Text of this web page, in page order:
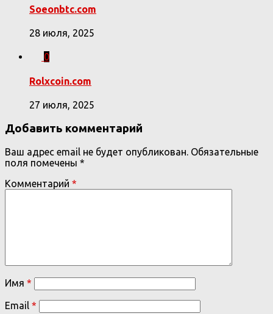
Soeonbtc.com
28 июля, 2025
0
Rolxcoin.com
27 июля, 2025
Добавить комментарий
Ваш адрес email не будет опубликован. Обязательные
поля помечены *
Комментарий *
Имя *
Email *